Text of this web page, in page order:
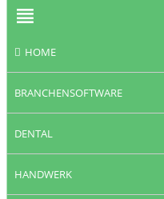
HOME
BRANCHENSOFTWARE
DENTAL
HANDWERK